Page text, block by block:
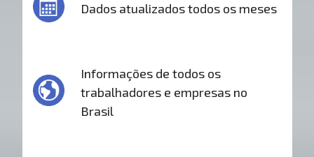
Dados atualizados todos os meses
Informações de todos os
trabalhadores e empresas no
Brasil